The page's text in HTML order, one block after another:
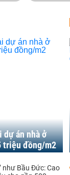
dự án nhà ở
triệu đồng/m2
như Bầu Đức: Cao